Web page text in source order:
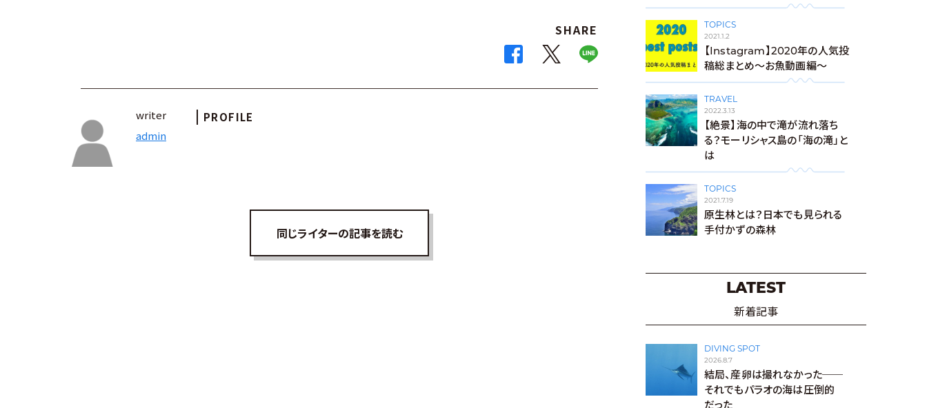
SHARE
writer
admin
PROFILE
同じライターの記事を読む
TOPICS
2021.1.2
【Instagram】2020年の人気投
稿総まとめ〜お魚動画編〜
TRAVEL
2022.3.13
【絶景】海の中で滝が流れ落ち
る？モーリシャス島の「海の滝」と
は
TOPICS
2021.7.19
原生林とは？日本でも見られる
手付かずの森林
LATEST
新着記事
DIVING SPOT
2026.8.7
結局、産卵は撮れなかった──
それでもパラオの海は圧倒的
だった